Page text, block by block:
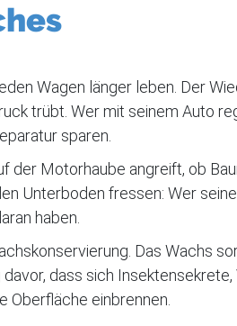
Wagen länger leben. Der
trübt. Wer mit seinem Auto
sparen.
der Motorhaube angreift, ob
Unterboden fressen: Wer
haben.
Das Wachs
dass sich
Oberfläche einbrennen.